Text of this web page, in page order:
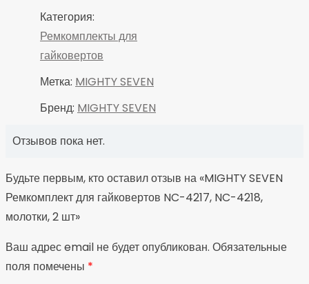
молотки,
2
шт
Категория:
Ремкомплекты для
гайковертов
Метка: MIGHTY SEVEN
Бренд: MIGHTY SEVEN
Отзывов пока нет.
Будьте первым, кто оставил отзыв на «MIGHTY SEVEN
Ремкомплект для гайковертов NC-4217, NC-4218,
молотки, 2 шт»
Ваш адрес email не будет опубликован. Обязательные
поля помечены *